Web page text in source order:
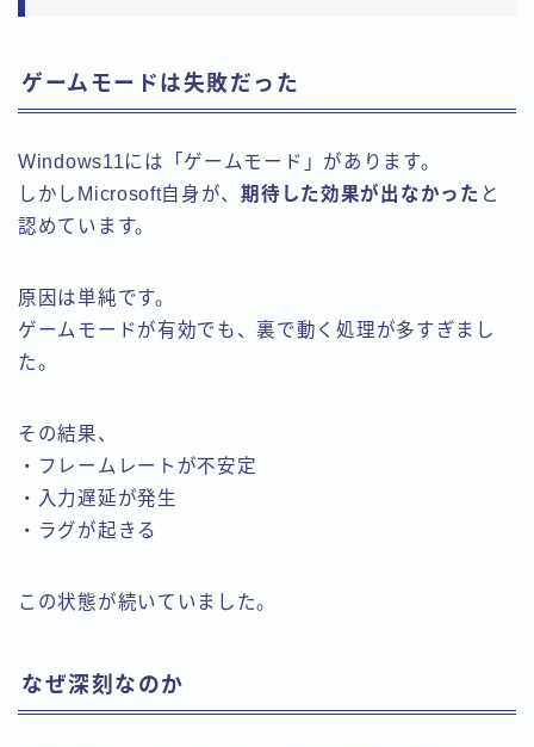
ゲームモードは失敗だった
Windows11には「ゲームモード」があります。
しかしMicrosoft自身が、期待した効果が出なかった と
認めています。
原因は単純です。
ゲームモードが有効でも、裏で動く処理が多すぎまし
た。
その結果、
・フレームレートが不安定
・入力遅延が発生
・ラグが起きる
この状態が続いていました。
なぜ深刻なのか